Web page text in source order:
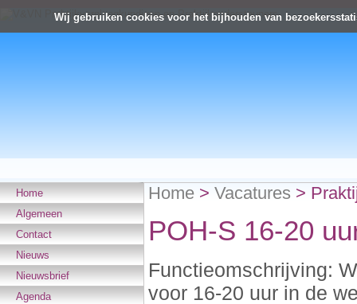
Wij gebruiken cookies voor het bijhouden van
Home
Algemeen
Contact
Nieuws
Nieuwsbrief
Agenda
Home > Vacatures >
POH-S 16-20
Functieomschrijving:
voor 16-20 uur in de